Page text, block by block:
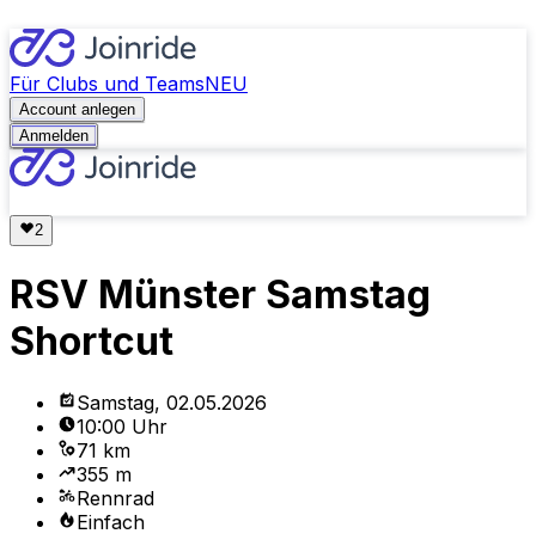
Für Clubs und TeamsNEU
Account anlegen
Anmelden
RSV Münster Samstag
Shortcut
Samstag, 02.05.2026
10:00 Uhr
71 km
355 m
Rennrad
Einfach